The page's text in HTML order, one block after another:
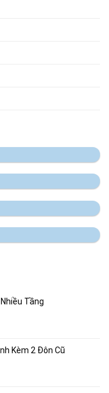
Tầng
Kèm 2 Đôn Cũ